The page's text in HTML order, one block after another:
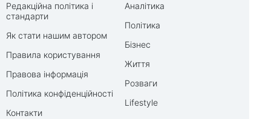
Редакційна політика і
стандарти
Як стати нашим автором
Правила користування
Правова інформація
Політика конфіденційності
Контакти
Аналітика
Політика
Бізнес
Життя
Розваги
Lifestyle